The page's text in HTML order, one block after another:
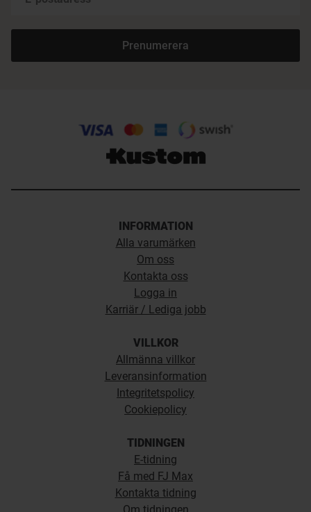
Prenumerera
INFORMATION
Alla varumärken
Om oss
Kontakta oss
Logga in
Karriär / Lediga jobb
VILLKOR
Allmänna villkor
Leveransinformation
Integritetspolicy
Cookiepolicy
TIDNINGEN
E-tidning
Få med FJ Max
Kontakta tidning